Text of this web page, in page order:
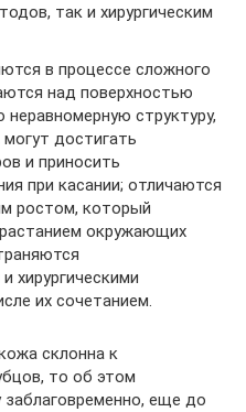
так и хирургическим
в процессе сложного
над поверхностью
структуру,
достигать
и приносить
при касании; отличаются
ростом, который
окружающих
хирургическими
их сочетанием.
склонна к
то об этом
еще до